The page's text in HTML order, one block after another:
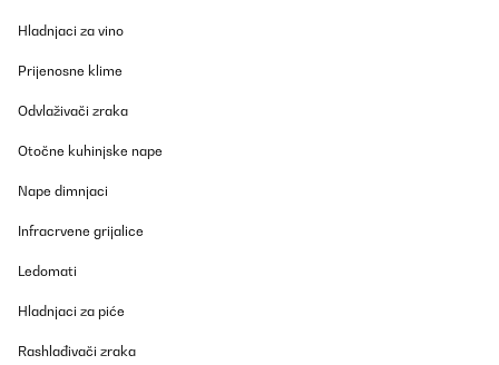
Hladnjaci za vino
Prijenosne klime
Odvlaživači zraka
Otočne kuhinjske nape
Nape dimnjaci
Infracrvene grijalice
Ledomati
Hladnjaci za piće
Rashlađivači zraka